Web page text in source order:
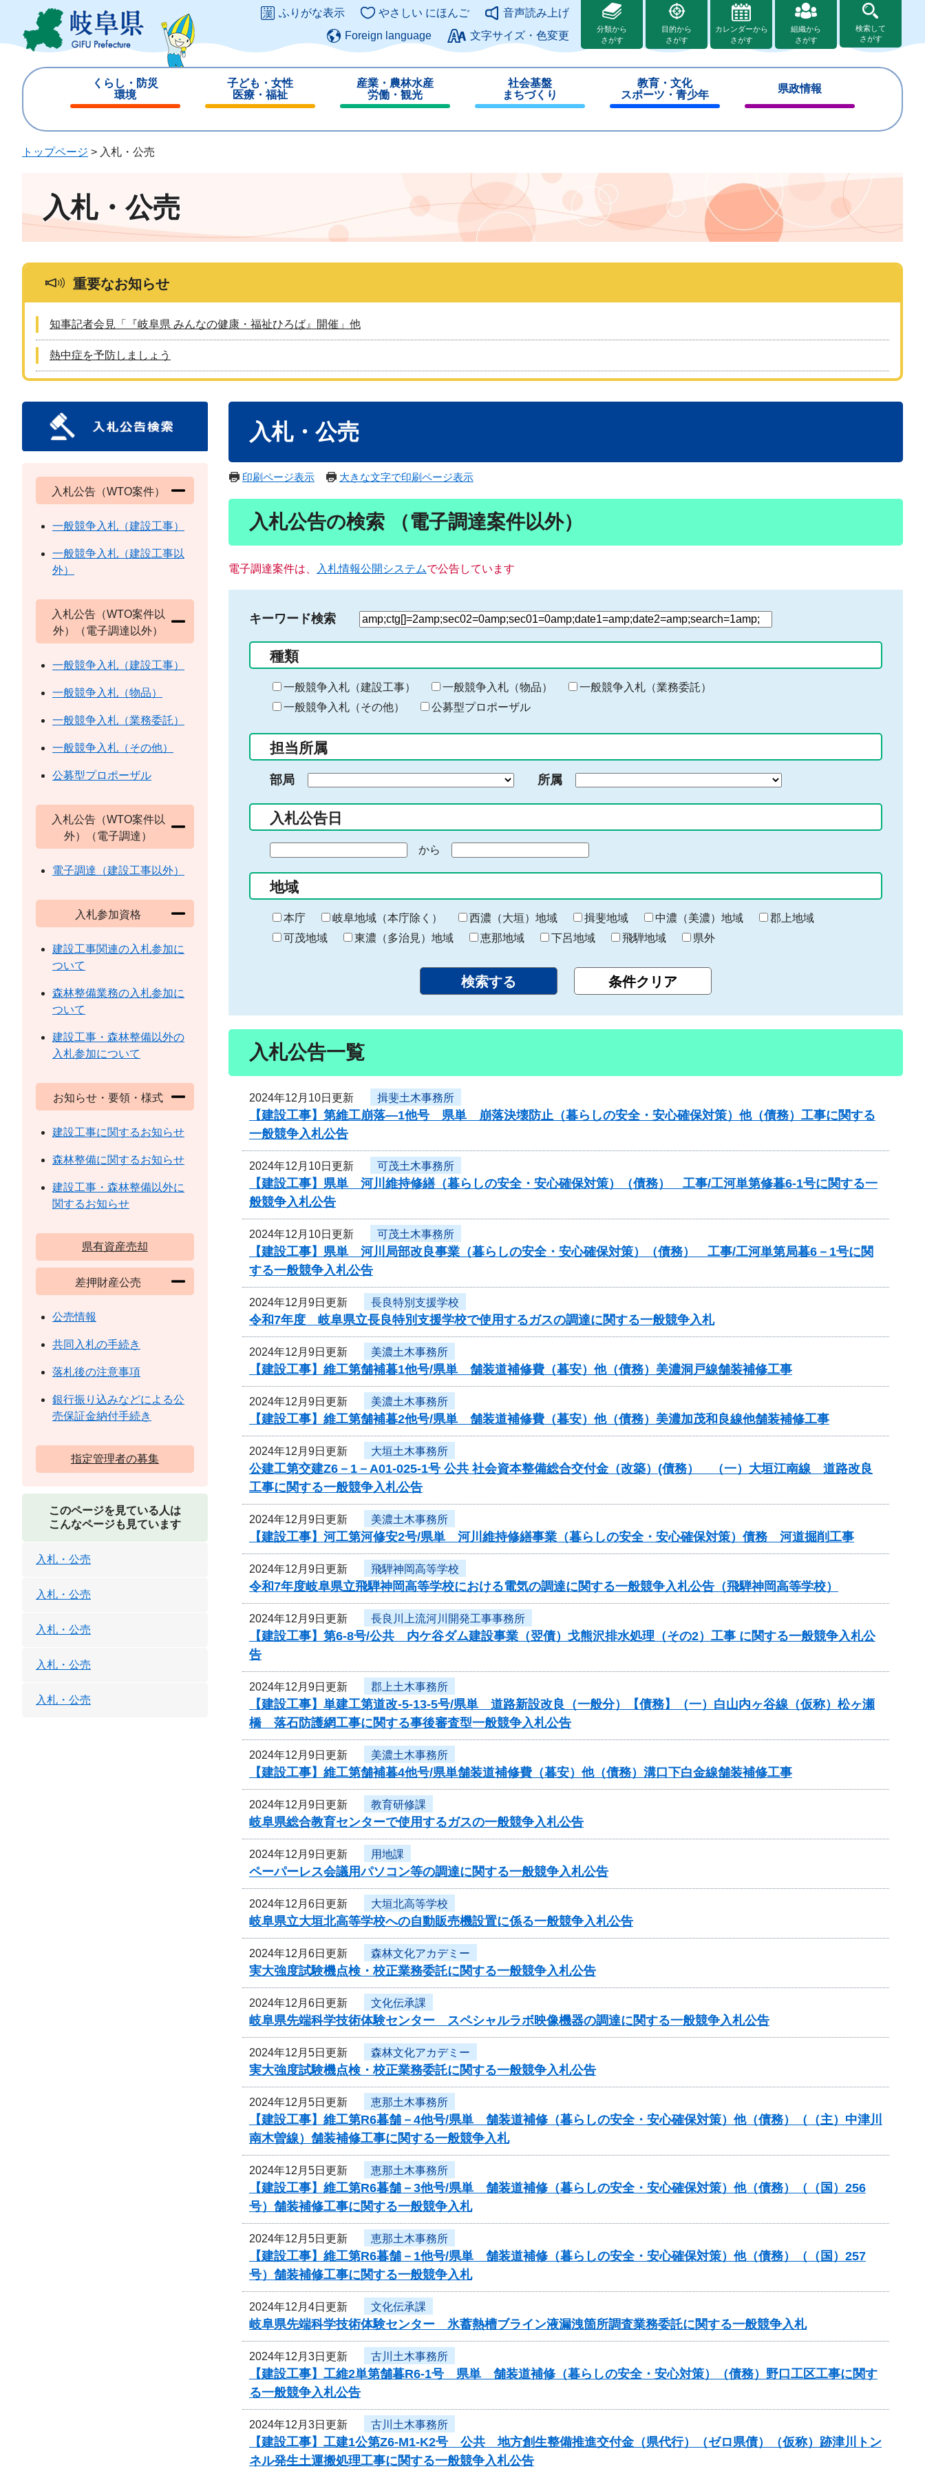
ジ
ュ
このページの本文へ
ふりがな表示 やさしい にほんご
音声読み上げ
Foreign language
文字サイズ・色変更
分類から
さがす
目的から
さがす
カレンダーから
さがす
組織から
さがす
検索して
さがす
くらし・防災
環境
じ
子ども・女性
医療・福祉
じ
産業・農林水産
労働・観光
じ
社会基盤
まちづくり
じ
教育・文化
スポーツ・青少年
じ
県政情報
じ
トップページ > 入札・公売
入札・公売
重要なお知らせ
知事記者会見「『岐阜県 みんなの健康・福祉ひろば』開催」他
熱中症を予防しましょう
入札・公売
印刷ページ表示 大きな文字で印刷ページ表示
入札公告の検索 （電子調達案件以外）
電子調達案件は、 入札情報公開システムで公告しています
キーワード検索
検
る
キ
ー
ー
入
力
種類
一般競争入札（建設工事） 一般競争入札（物品）
一般競争入札（業務委託）
一般競争入札（その他）
公募型プロポーザル
担当所属
部局 所属
入札公告日
の
始
ま
り
から
終
わ
り
地域
本庁 岐阜地域（本庁除く） 西濃（大垣）地域 揖斐地域 中濃（美濃）地域
郡上地域
可茂地域
東濃（多治見）地域 恵那地域 下呂地域 飛騨地域 県外
入札公告一覧
2024年12月10日更新 揖斐土木事務所
【建設工事】第維工崩落―1他号 県単 崩落決壊防止（暮らしの安全・安心確保対策）他（債務）工事に関する
一般競争入札公告
2024年12月10日更新 可茂土木事務所
【建設工事】県単 河川維持修繕（暮らしの安全・安心確保対策）（債務） 工事/工河単第修暮6-1号に関する一
般競争入札公告
2024年12月10日更新 可茂土木事務所
【建設工事】県単 河川局部改良事業（暮らしの安全・安心確保対策）（債務） 工事/工河単第局暮6－1号に関
する一般競争入札公告
2024年12月9日更新 長良特別支援学校
令和7年度 岐阜県立長良特別支援学校で使用するガスの調達に関する一般競争入札
2024年12月9日更新 美濃土木事務所
【建設工事】維工第舗補暮1他号/県単 舗装道補修費（暮安）他（債務）美濃洞戸線舗装補修工事
2024年12月9日更新 美濃土木事務所
【建設工事】維工第舗補暮2他号/県単 舗装道補修費（暮安）他（債務）美濃加茂和良線他舗装補修工事
2024年12月9日更新 大垣土木事務所
公建工第交建Z6－1－A01-025-1号 公共 社会資本整備総合交付金（改築）(債務） （一）大垣江南線 道路改良
工事に関する一般競争入札公告
2024年12月9日更新 美濃土木事務所
【建設工事】河工第河修安2号/県単 河川維持修繕事業（暮らしの安全・安心確保対策）債務 河道掘削工事
2024年12月9日更新 飛騨神岡高等学校
令和7年度岐阜県立飛騨神岡高等学校における電気の調達に関する一般競争入札公告（飛騨神岡高等学校）
2024年12月9日更新 長良川上流河川開発工事事務所
【建設工事】第6-8号/公共 内ケ谷ダム建設事業（翌債）戈熊沢排水処理（その2）工事 に関する一般競争入札公
告
2024年12月9日更新 郡上土木事務所
【建設工事】単建工第道改-5-13-5号/県単 道路新設改良（一般分）【債務】（一）白山内ヶ谷線（仮称）松ヶ瀬
橋 落石防護網工事に関する事後審査型一般競争入札公告
2024年12月9日更新 美濃土木事務所
【建設工事】維工第舗補暮4他号/県単舗装道補修費（暮安）他（債務）溝口下白金線舗装補修工事
2024年12月9日更新 教育研修課
岐阜県総合教育センターで使用するガスの一般競争入札公告
2024年12月9日更新 用地課
ペーパーレス会議用パソコン等の調達に関する一般競争入札公告
2024年12月6日更新 大垣北高等学校
岐阜県立大垣北高等学校への自動販売機設置に係る一般競争入札公告
2024年12月6日更新 森林文化アカデミー
実大強度試験機点検・校正業務委託に関する一般競争入札公告
2024年12月6日更新 文化伝承課
岐阜県先端科学技術体験センター スペシャルラボ映像機器の調達に関する一般競争入札公告
2024年12月5日更新 森林文化アカデミー
実大強度試験機点検・校正業務委託に関する一般競争入札公告
2024年12月5日更新 恵那土木事務所
【建設工事】維工第R6暮舗－4他号/県単 舗装道補修（暮らしの安全・安心確保対策）他（債務）（（主）中津川
南木曽線）舗装補修工事に関する一般競争入札
2024年12月5日更新 恵那土木事務所
【建設工事】維工第R6暮舗－3他号/県単 舗装道補修（暮らしの安全・安心確保対策）他（債務）（（国）256
号）舗装補修工事に関する一般競争入札
2024年12月5日更新 恵那土木事務所
【建設工事】維工第R6暮舗－1他号/県単 舗装道補修（暮らしの安全・安心確保対策）他（債務）（（国）257
号）舗装補修工事に関する一般競争入札
2024年12月4日更新 文化伝承課
岐阜県先端科学技術体験センター 氷蓄熱槽ブライン液漏洩箇所調査業務委託に関する一般競争入札
2024年12月3日更新 古川土木事務所
【建設工事】工維2単第舗暮R6-1号 県単 舗装道補修（暮らしの安全・安心対策）（債務）野口工区工事に関す
る一般競争入札公告
2024年12月3日更新 古川土木事務所
【建設工事】工建1公第Z6-M1-K2号 公共 地方創生整備推進交付金（県代行）（ゼロ県債）（仮称）跡津川トン
ネル発生土運搬処理工事に関する一般競争入札公告
入札公告（WTO案件）
一般競争入札（建設工事）
一般競争入札（建設工事以
外）
入札公告（WTO案件以
外）（電子調達以外）
一般競争入札（建設工事）
一般競争入札（物品）
一般競争入札（業務委託）
一般競争入札（その他）
公募型プロポーザル
入札公告（WTO案件以
外）（電子調達）
電子調達（建設工事以外）
入札参加資格
建設工事関連の入札参加に
ついて
森林整備業務の入札参加に
ついて
建設工事・森林整備以外の
入札参加について
お知らせ・要領・様式
建設工事に関するお知らせ
森林整備に関するお知らせ
建設工事・森林整備以外に
関するお知らせ
県有資産売却
差押財産公売
公売情報
共同入札の手続き
落札後の注意事項
銀行振り込みなどによる公
売保証金納付手続き
指定管理者の募集
このページを見ている人は
こんなページも見ています
入札・公売
入札・公売
入札・公売
入札・公売
入札・公売